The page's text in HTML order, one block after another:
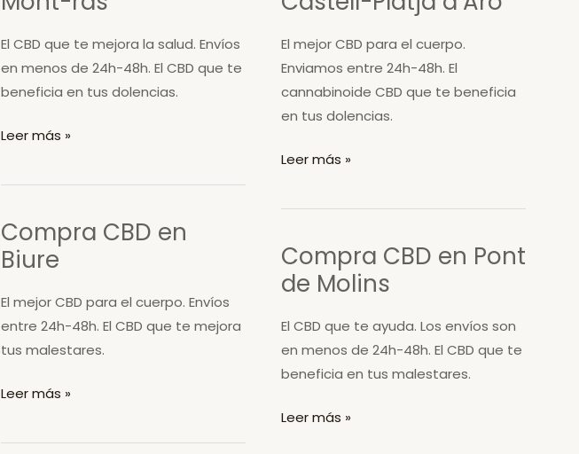
El CBD que te mejora la salud. Envíos
en menos de 24h-48h. El CBD que te
beneficia en tus dolencias.
Compra
en
ras
Leer más »
El mejor CBD para el cuerpo.
Enviamos entre 24h-48h. El
cannabinoide CBD que te beneficia
en tus dolencias.
Compra
en
Platja
d’Aro
Leer más »
Compra CBD en
Biure
El mejor CBD para el cuerpo. Envíos
entre 24h-48h. El CBD que te mejora
tus malestares.
Compra
en
Leer más »
Compra CBD en Pont
de Molins
El CBD que te ayuda. Los envíos son
en menos de 24h-48h. El CBD que te
beneficia en tus malestares.
Compra
Leer más »